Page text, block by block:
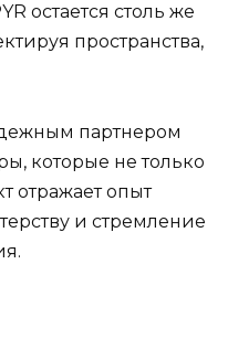
остается столь же
пространства,
партнером
которые не только
отражает опыт
и стремление